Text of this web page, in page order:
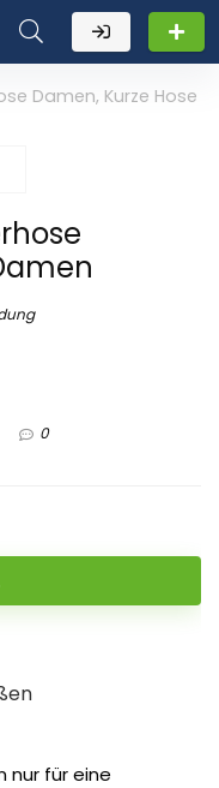
Damen, Kurze Hose
0
nur für eine